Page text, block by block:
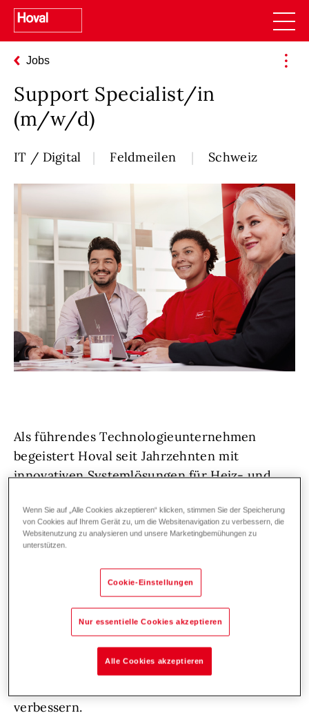
Jobs
Support Specialist/in
(m/w/d)
IT / Digital Feldmeilen Schweiz
Als führendes Technologieunternehmen
begeistert Hoval seit Jahrzehnten mit
innovativen Systemlösungen für Heiz- und
Du hast Erfahrung im Support von ERP-
Systemen und möchtest dein Wissen in
Anwendersupport, Schulungen und
spannenden Projekten einbringen? Dann bist
du bei uns genau richtig!
Unterstütze unsere Serviceabteilung mit
deiner Expertise, arbeite mit SAP
(Schwerpunkt Modul CS) und trage dazu bei,
verbessern.
Wenn Sie auf „Alle Cookies akzeptieren“ klicken, stimmen Sie der Speicherung
von Cookies auf Ihrem Gerät zu, um die Websitenavigation zu verbessern, die
Websitenutzung zu analysieren und unsere Marketingbemühungen zu
unterstützen.
Cookie-Einstellungen
Nur essentielle Cookies akzeptieren
Alle Cookies akzeptieren